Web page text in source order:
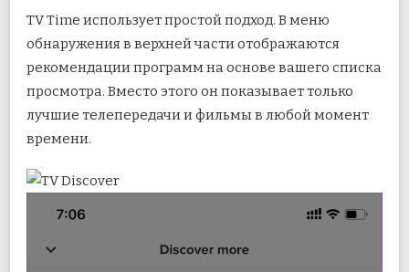
TV Time использует простой подход. В меню
обнаружения в верхней части отображаются
рекомендации программ на основе вашего списка
просмотра. Вместо этого он показывает только
лучшие телепередачи и фильмы в любой момент
времени.